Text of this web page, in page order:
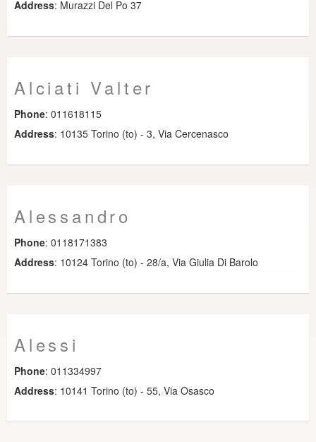
Address: Murazzi Del Po 37
Alciati Valter
Phone: 011618115
Address: 10135 Torino (to) - 3, Via Cercenasco
Alessandro
Phone: 0118171383
Address: 10124 Torino (to) - 28/a, Via Giulia Di Barolo
Alessi
Phone: 011334997
Address: 10141 Torino (to) - 55, Via Osasco